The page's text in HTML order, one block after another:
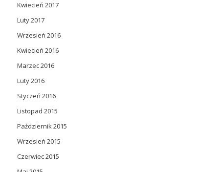
Kwiecień 2017
Luty 2017
Wrzesień 2016
Kwiecień 2016
Marzec 2016
Luty 2016
Styczeń 2016
Listopad 2015
Październik 2015
Wrzesień 2015
Czerwiec 2015